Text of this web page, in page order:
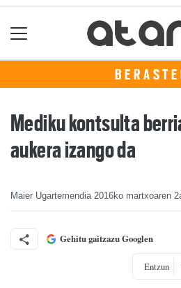
Mediku kontsulta
aukera izango da
Maier Ugartemendia 2016ko martxoaren
Gehitu gaitzazu Googlen
Entzun